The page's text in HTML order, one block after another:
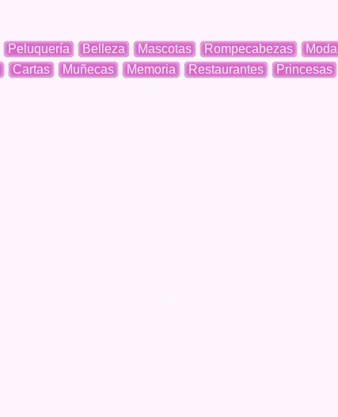
Peluquería Belleza Mascotas Rompecabezas Moda
Cartas Muñecas Memoria Restaurantes Princesas